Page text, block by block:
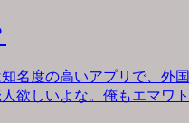
名度の高いアプリで、外
欲しいよな。俺もエマワ